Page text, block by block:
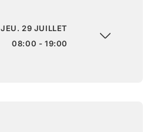
JEU. 29 JUILLET
08:00 - 19:00